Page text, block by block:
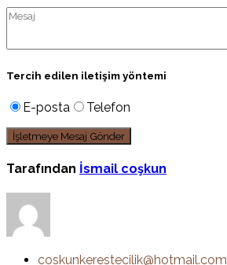
Tercih edilen iletişim yöntemi
E-posta Telefon
Tarafından İsmail coşkun
coskunkerestecilik@hotmail.com